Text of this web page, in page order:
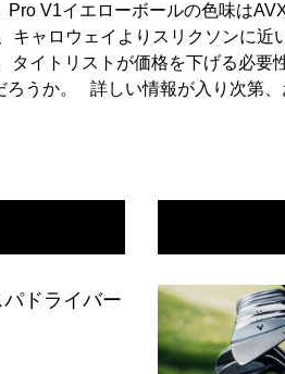
V1イエローボールの色味は
キャロウェイよりスリクソンに
イトリストが価格を下げる必
うか。 詳しい情報が入り次第、
ドライバー